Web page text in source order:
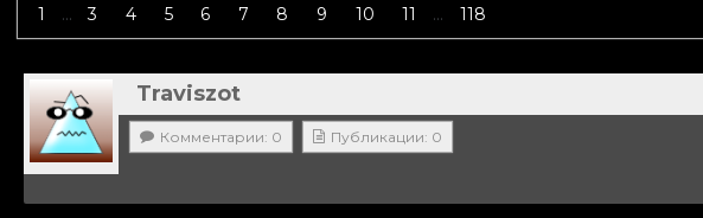
1 ... 3 4 5 6 7 8 9 10 11 ... 118
Traviszot
Комментарии: 0 Публикации: 0